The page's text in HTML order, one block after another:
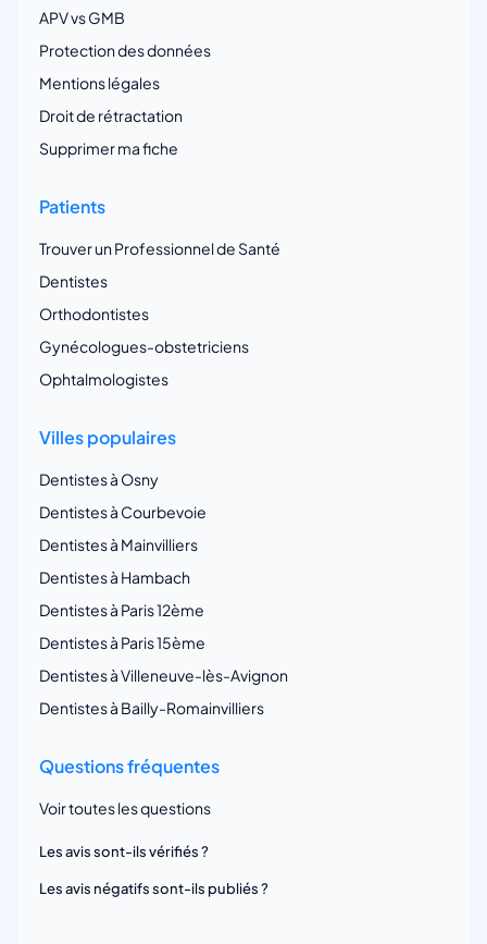
APV vs GMB
Protection des données
Mentions légales
Droit de rétractation
Supprimer ma fiche
Patients
Trouver un Professionnel de Santé
Dentistes
Orthodontistes
Gynécologues-obstetriciens
Ophtalmologistes
Villes populaires
Dentistes à Osny
Dentistes à Courbevoie
Dentistes à Mainvilliers
Dentistes à Hambach
Dentistes à Paris 12ème
Dentistes à Paris 15ème
Dentistes à Villeneuve-lès-Avignon
Dentistes à Bailly-Romainvilliers
Questions fréquentes
Voir toutes les questions
Les avis sont-ils vérifiés ?
Les avis négatifs sont-ils publiés ?